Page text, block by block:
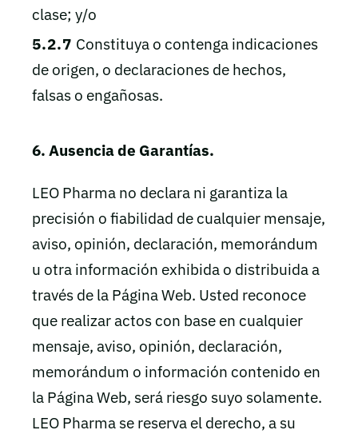
clase; y/o
5.2.7 Constituya o contenga indicaciones
de origen, o declaraciones de hechos,
falsas o engañosas.
6. Ausencia de Garantías.
LEO Pharma no declara ni garantiza la
precisión o fiabilidad de cualquier mensaje,
aviso, opinión, declaración, memorándum
u otra información exhibida o distribuida a
través de la Página Web. Usted reconoce
que realizar actos con base en cualquier
mensaje, aviso, opinión, declaración,
memorándum o información contenido en
la Página Web, será riesgo suyo solamente.
LEO Pharma se reserva el derecho, a su